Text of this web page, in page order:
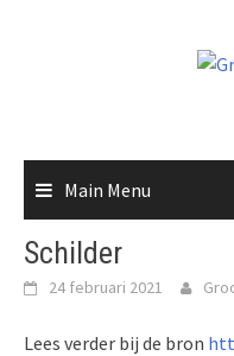
Main Menu
Schilder
24 februari 2021
Lees verder bij de bron